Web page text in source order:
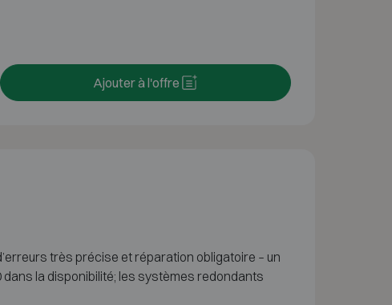
Ajouter à l'offre
très précise et réparation obligatoire – un
dans la disponibilité; les systèmes redondants